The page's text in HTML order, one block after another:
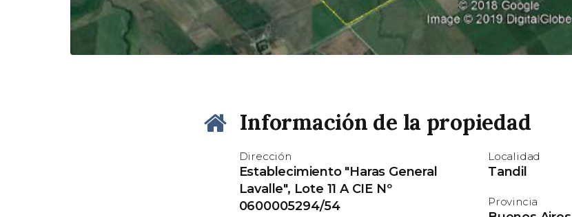
Información de la propiedad
Dirección
Establecimiento "Haras General
Lavalle", Lote 11 A CIE Nº
0600005294/54
Localidad
Tandil
Provincia